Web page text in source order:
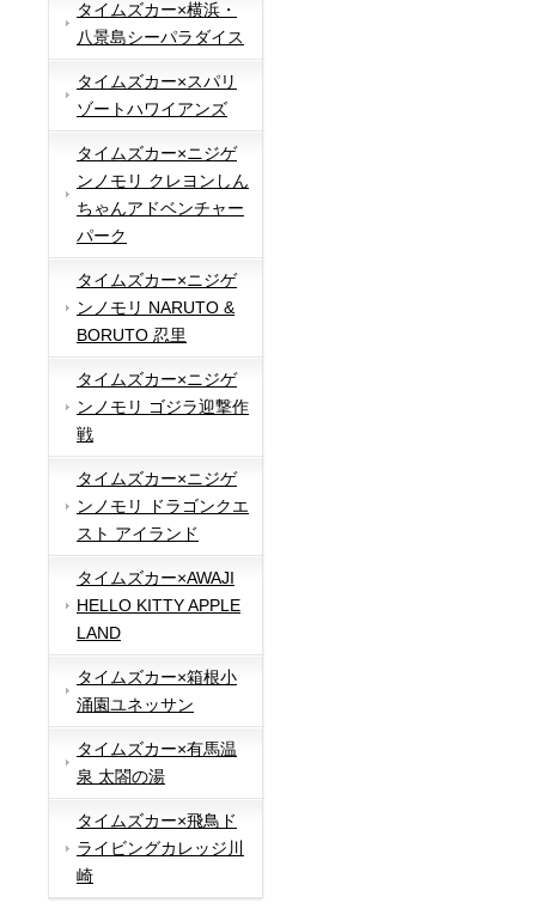
タイムズカー×横浜・
八景島シーパラダイス
タイムズカー×スパリ
ゾートハワイアンズ
タイムズカー×ニジゲ
ンノモリ クレヨンしん
ちゃんアドベンチャー
パーク
タイムズカー×ニジゲ
ンノモリ NARUTO &
BORUTO 忍里
タイムズカー×ニジゲ
ンノモリ ゴジラ迎撃作
戦
タイムズカー×ニジゲ
ンノモリ ドラゴンクエ
スト アイランド
タイムズカー×AWAJI
HELLO KITTY APPLE
LAND
タイムズカー×箱根小
涌園ユネッサン
タイムズカー×有馬温
泉 太閤の湯
タイムズカー×飛鳥ド
ライビングカレッジ川
崎